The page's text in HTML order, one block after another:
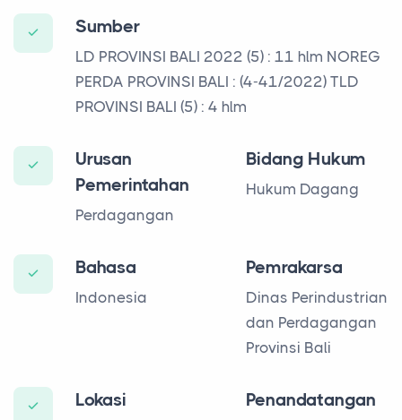
Sumber
LD PROVINSI BALI 2022 (5) : 11 hlm NOREG
PERDA PROVINSI BALI : (4-41/2022) TLD
PROVINSI BALI (5) : 4 hlm
Urusan
Pemerintahan
Perdagangan
Bidang Hukum
Hukum Dagang
Bahasa
Indonesia
Pemrakarsa
Dinas Perindustrian
dan Perdagangan
Provinsi Bali
Lokasi Penandatangan